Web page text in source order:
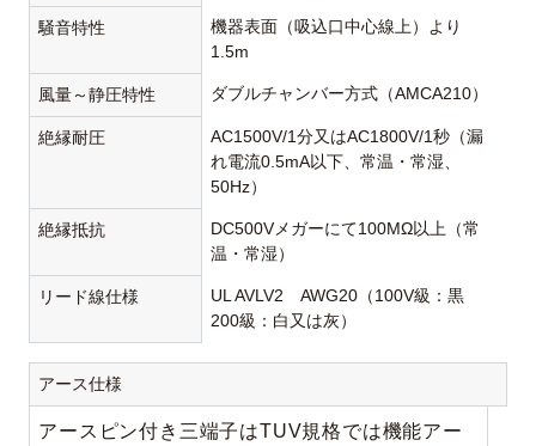
騒音特性
機器表面（吸込口中心線上）より
1.5m
風量～静圧特性 ダブルチャンバー方式（AMCA210）
絶縁耐圧
AC1500V/1分又はAC1800V/1秒（漏
れ電流0.5mA以下、常温・常湿、
50Hz）
絶縁抵抗
DC500Vメガーにて100MΩ以上（常
温・常湿）
リード線仕様
UL AVLV2 AWG20（100V級：黒
200級：白又は灰）
アース仕様
アースピン付き三端子はTUV規格では機能アー